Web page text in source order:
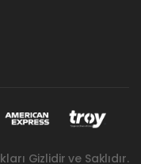
Gizlidir ve Saklıdır.